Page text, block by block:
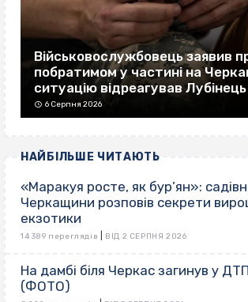
Військовослужбовець заявив
побратимом у частині на
ситуацію відреагував Лубінець
6 Серпня 2026
НАЙБІЛЬШЕ ЧИТАЮТЬ
«Маракуя росте, як бур’ян»:
Черкащини розповів секрети
екзотики
14 389 переглядів ВІД 2 СЕРПНЯ 2026
На дамбі біля Черкас загинув у
(ФОТО)